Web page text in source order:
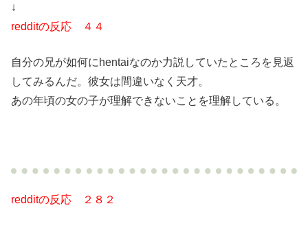
↓
redditの反応 ４４
自分の兄が如何にhentaiなのか力説していたところを見返
してみるんだ。彼女は間違いなく天才。
あの年頃の女の子が理解できないことを理解している。
redditの反応 ２８２